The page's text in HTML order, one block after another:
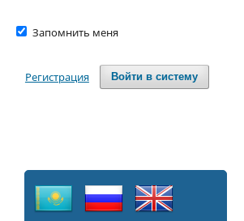
Запомнить меня
Войти в систему
Регистрация